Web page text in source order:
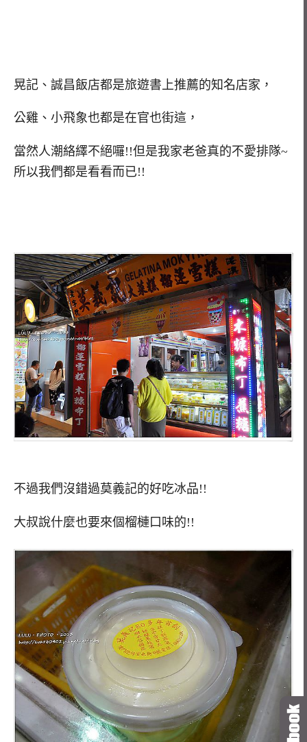
晃記、誠昌飯店都是旅遊書上推薦的知名店家，
公雞、小飛象也都是在官也街這，
當然人潮絡繹不絕囉!!但是我家老爸真的不愛排隊~
所以我們都是看看而已!!
不過我們沒錯過莫義記的好吃冰品!!
大叔說什麼也要來個榴槤口味的!!